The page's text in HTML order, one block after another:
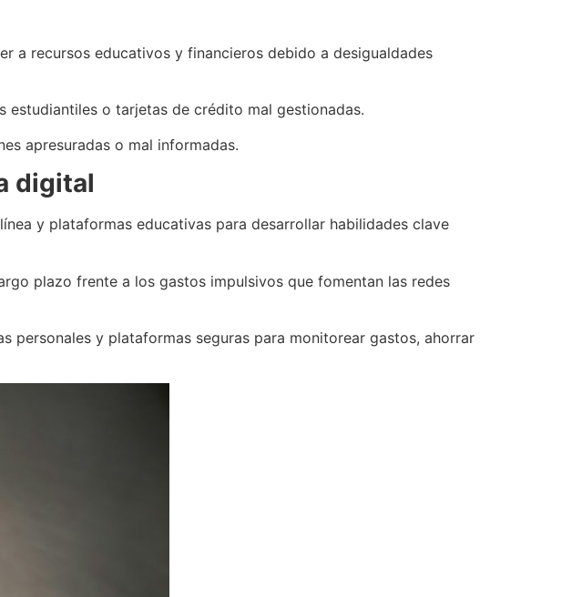
a recursos educativos y financieros debido a desigualdades
estudiantiles o tarjetas de crédito mal gestionadas.
apresuradas o mal informadas.
digital
y plataformas educativas para desarrollar habilidades clave
plazo frente a los gastos impulsivos que fomentan las redes
personales y plataformas seguras para monitorear gastos, ahorrar